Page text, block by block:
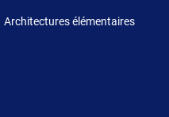
Architectures élémentaires